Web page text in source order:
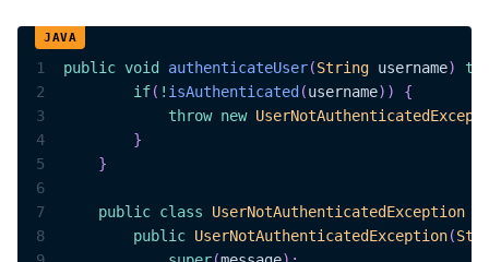
1 public void authenticateUser(String username)
2
if( ! isAuthenticated (username) )
{
3
throw new
4
}
5
}
6
7
public class UserNotAuthenticatedException
8
public UserNotAuthenticatedException(